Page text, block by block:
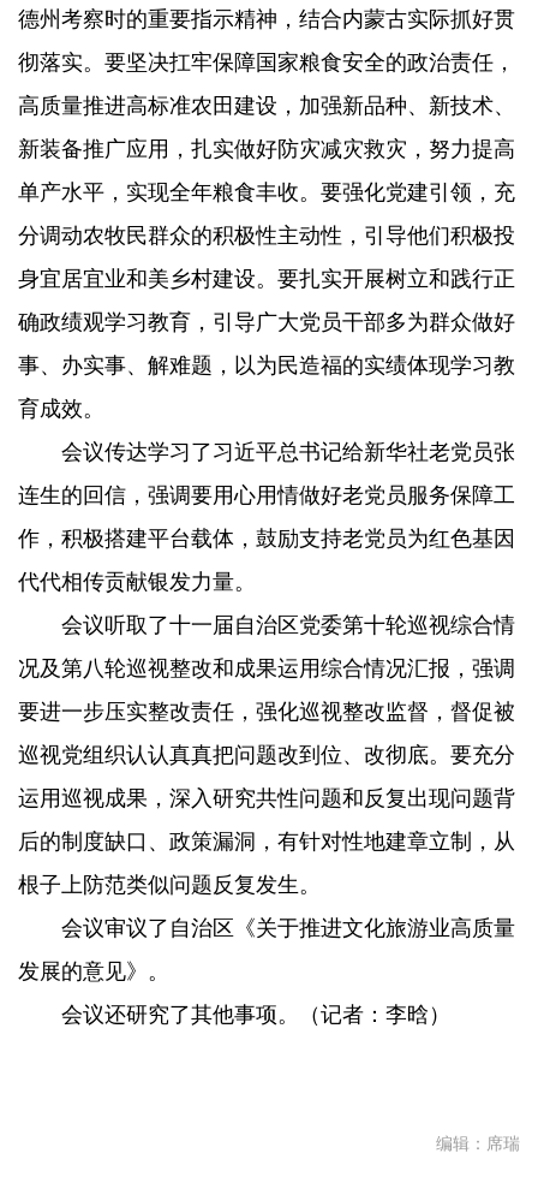
德州考察时的重要指示精神，结合内蒙古实际抓好贯
彻落实。要坚决扛牢保障国家粮食安全的政治责任，
高质量推进高标准农田建设，加强新品种、新技术、
新装备推广应用，扎实做好防灾减灾救灾，努力提高
单产水平，实现全年粮食丰收。要强化党建引领，充
分调动农牧民群众的积极性主动性，引导他们积极投
身宜居宜业和美乡村建设。要扎实开展树立和践行正
确政绩观学习教育，引导广大党员干部多为群众做好
事、办实事、解难题，以为民造福的实绩体现学习教
育成效。
会议传达学习了习近平总书记给新华社老党员张
连生的回信，强调要用心用情做好老党员服务保障工
作，积极搭建平台载体，鼓励支持老党员为红色基因
代代相传贡献银发力量。
会议听取了十一届自治区党委第十轮巡视综合情
况及第八轮巡视整改和成果运用综合情况汇报，强调
要进一步压实整改责任，强化巡视整改监督，督促被
巡视党组织认认真真把问题改到位、改彻底。要充分
运用巡视成果，深入研究共性问题和反复出现问题背
后的制度缺口、政策漏洞，有针对性地建章立制，从
根子上防范类似问题反复发生。
会议审议了自治区《关于推进文化旅游业高质量
发展的意见》。
会议还研究了其他事项。（记者：李晗）
编辑： 席瑞